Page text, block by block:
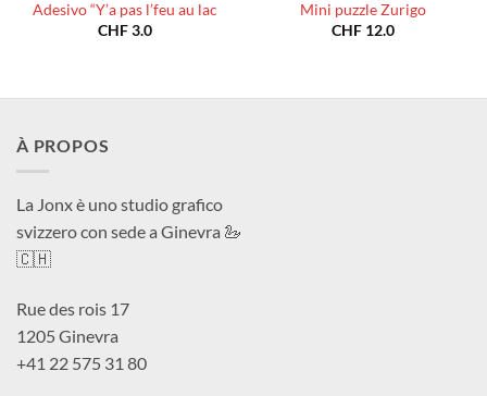
Adesivo “Y’a pas l’feu au lac
CHF3.0
Mini puzzle Zurigo
CHF12.0
À PROPOS
La Jonx è uno studio grafico
svizzero con sede a Ginevra 🦢
🇨🇭
Rue des rois 17
1205 Ginevra
+41 22 575 31 80